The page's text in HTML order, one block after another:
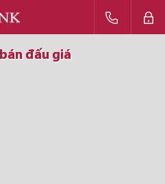
đấu giá
đấu giá
đấu giá